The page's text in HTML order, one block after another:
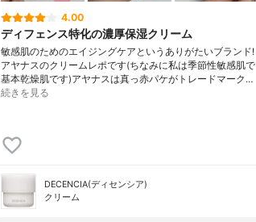
4.00
ディフェンス特化の濃厚保湿クリーム
敏感肌のためのエイジングケアというありがたいブランド!
アヤナスのクリームレポです(ちなみに私は季節性敏感肌で
基本乾燥肌です)アヤナスは真っ赤パケがトレードマーク…
続きを見る
DECENCIA(ディセンシア)
クリーム